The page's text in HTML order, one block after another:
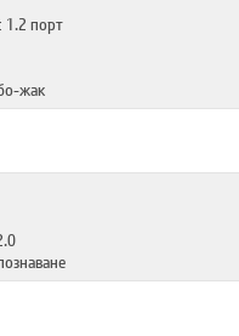
1.2 порт
жак